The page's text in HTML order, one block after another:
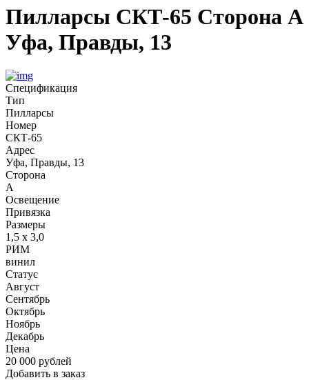
Пилларсы СКТ-65 Сторона А
Уфа, Правды, 13
Спецификация
Тип
Пилларсы
Номер
СКТ-65
Адрес
Уфа, Правды, 13
Сторона
А
Освещение
Привязка
Размеры
1,5 х 3,0
РИМ
винил
Статус
Август
Сентябрь
Октябрь
Ноябрь
Декабрь
Цена
20 000 рублей
Добавить в заказ